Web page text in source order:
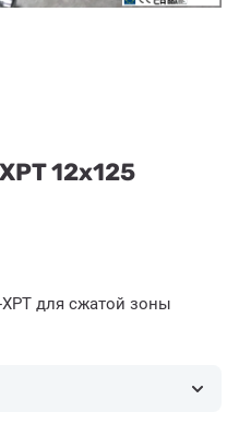
12x125
XPT для сжатой зоны